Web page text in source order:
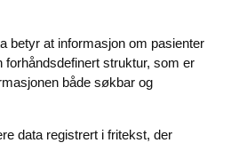
betyr at informasjon om pasienter
forhåndsdefinert struktur, som er
både søkbar og
data registrert i fritekst, der